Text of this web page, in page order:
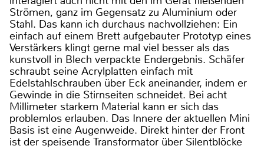
Strömen, ganz im Gegensatz zu Aluminium oder
Stahl. Das kann ich durchaus nachvollziehen: Ein
einfach auf einem Brett aufgebauter Prototyp eines
Verstärkers klingt gerne mal viel besser als das
kunstvoll in Blech verpackte Endergebnis. Schäfer
schraubt seine Acrylplatten einfach mit
Edelstahlschrauben über Eck aneinander, indem er
Gewinde in die Stirnseiten schneidet. Bei acht
Millimeter starkem Material kann er sich das
problemlos erlauben. Das Innere der aktuellen Mini
Basis ist eine Augenweide. Direkt hinter der Front
ist der speisende Transformator über Silentblöcke